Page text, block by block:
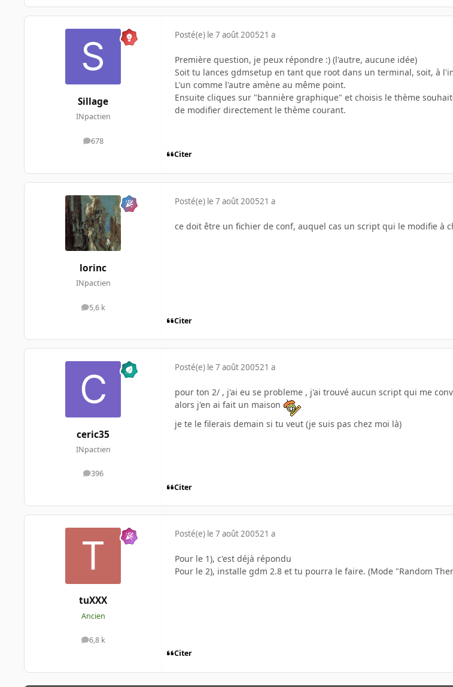
Sillage
INpactien
678
messages
Posté(e) le 7 août 200521 a
Première question, je peux répondre :) (l'autre, aucune idée)
Soit tu lances gdmsetup en tant que root dans un terminal, soit, à
L'un comme l'autre amène au même point.
Ensuite cliques sur "bannière graphique" et choisis le thème
de modifier directement le thème courant.
Citer
lorinc
INpactien
5,6 k
messages
Posté(e) le 7 août 200521 a
ce doit être un fichier de conf, auquel cas un script qui le modifie à
Citer
ceric35
INpactien
396
messages
Posté(e) le 7 août 200521 a
pour ton 2/ , j'ai eu se probleme , j'ai trouvé aucun script qui me
alors j'en ai fait un maison
je te le filerais demain si tu veut (je suis pas chez moi là)
Citer
tuXXX
Ancien
6,8 k
messages
Posté(e) le 7 août 200521 a
Pour le 1), c'est déjà répondu
Pour le 2), installe gdm 2.8 et tu pourra le faire. (Mode "Random
Citer